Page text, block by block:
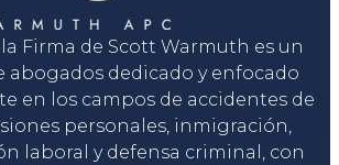
Firma de Scott Warmuth es un
abogados dedicado y enfocado
en los campos de accidentes de
personales, inmigración,
laboral y defensa criminal, con